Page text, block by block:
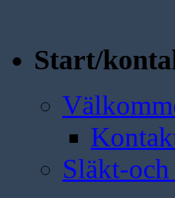
Start/
Släkt-och